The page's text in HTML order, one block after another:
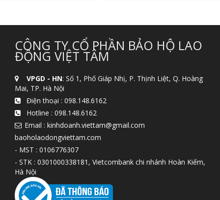
CÔNG TY CỔ PHẦN BẢO HỘ LAO
ĐỘNG VIỆT TÂM
VPGD - HN: Số 1, Phố Giáp Nhị, P. Thịnh Liệt, Q. Hoàng
Mai, TP. Hà Nội
Điện thoại : 098.148.6162
Hotline : 098.148.6162
Email : kinhdoanh.viettam@gmail.com
baoholaodongviettam.com
- MST : 0106776307
- STK : 0301000338181, Vietcombank chi nhánh Hoàn Kiếm,
Hà Nội